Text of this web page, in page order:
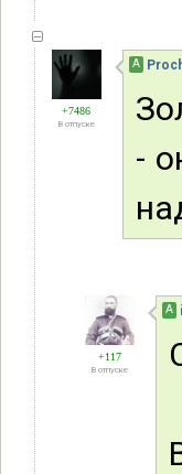
+7486
В отпуске
А
-
+117
В отпуске
А